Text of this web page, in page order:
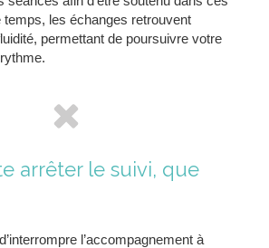
temps, les échanges retrouvent
permettant de poursuivre votre
arrêter le suivi, que
l’accompagnement à